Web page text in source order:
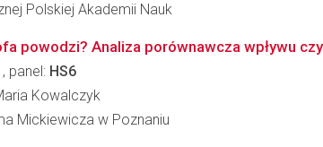
Polskiej Akademii Nauk
powodzi? Analiza porównawcza wpływu
, panel: HS6
Kowalczyk
Mickiewicza w Poznaniu